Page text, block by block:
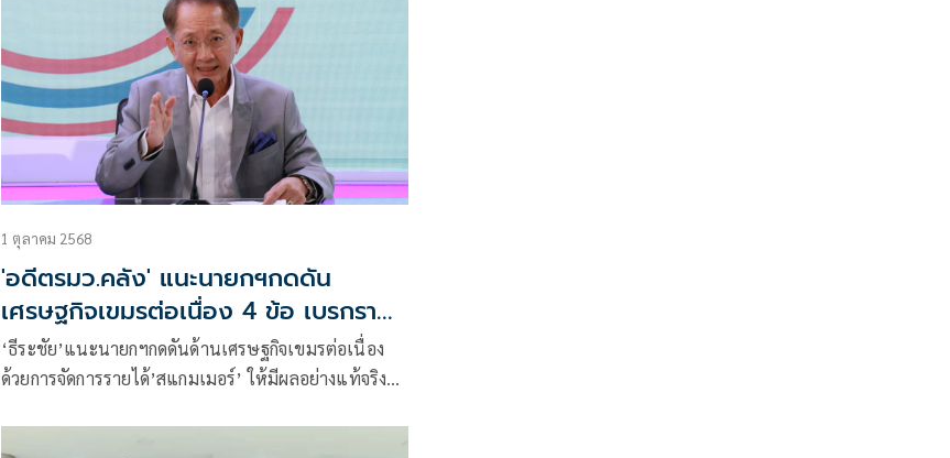
1 ตุลาคม 2568
'อดีตรมว.คลัง' แนะนายกฯกดดัน
เศรษฐกิจเขมรต่อเนื่อง 4 ข้อ เบรกราย
ได้ 'สแกมเมอร์' ให้มีผลจริง
‘ธีระชัย’แนะนายกฯกดดันด้านเศรษฐกิจเขมรต่อเนื่อง
ด้วยการจัดการรายได้’สแกมเมอร์’ ให้มีผลอย่างแท้จริง